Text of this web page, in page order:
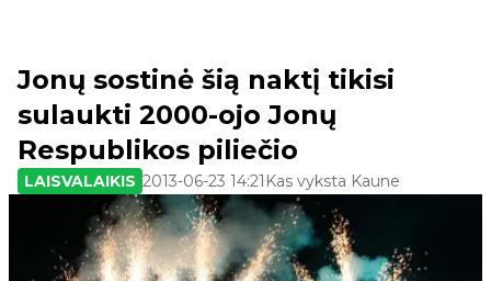
Jonų sostinė šią naktį tikisi
sulaukti 2000-ojo Jonų
Respublikos piliečio
LAISVALAIKIS 2013-06-23 14:21 Kas vyksta Kaune